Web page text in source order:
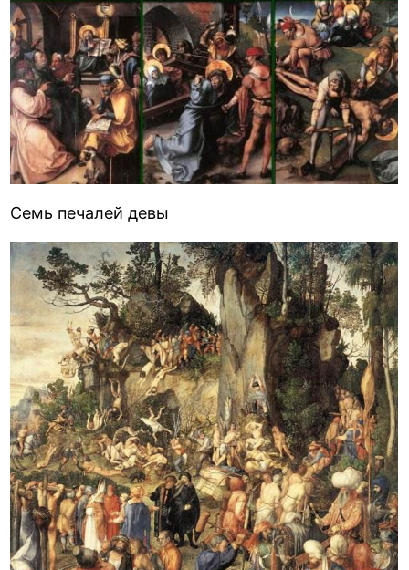
Семь печалей девы